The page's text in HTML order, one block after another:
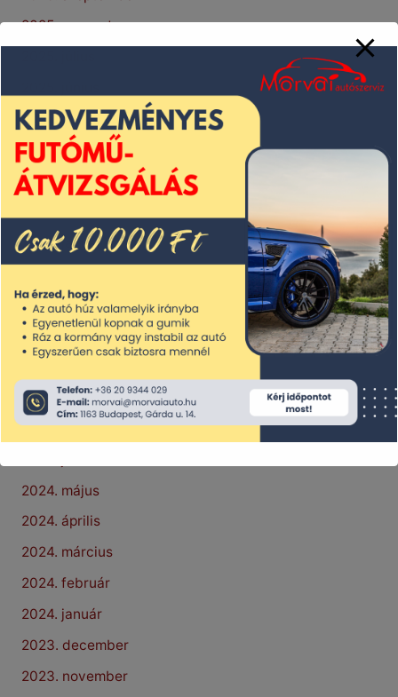
2025. augusztus
2025. május
2025. április
2025. március
2025. január
2024. november
2024. október
2024. augusztus
2024. július
2024. május
2024. április
2024. március
2024. február
2024. január
2023. december
2023. november